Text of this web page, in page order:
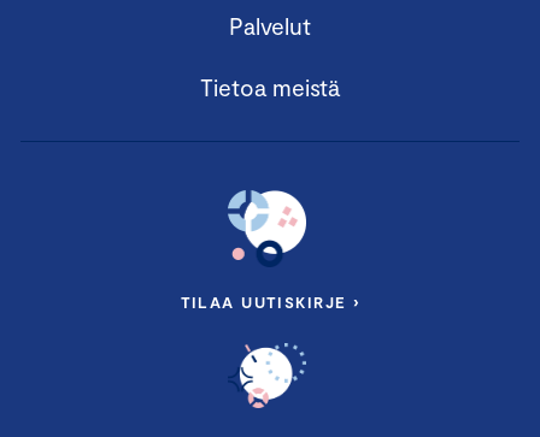
Palvelut
Tietoa meistä
TILAA UUTISKIRJE ›